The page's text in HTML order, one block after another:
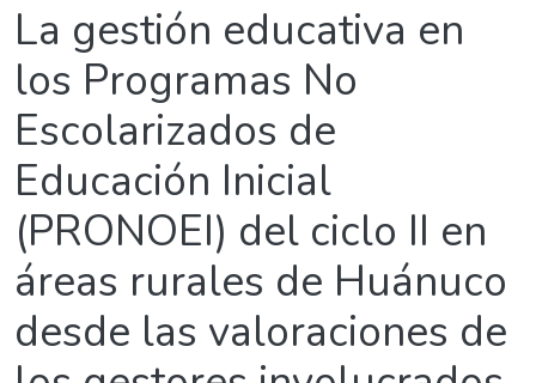
La gestión educativa en
los Programas No
Escolarizados de
Educación Inicial
(PRONOEI) del ciclo II en
áreas rurales de Huánuco
desde las valoraciones de